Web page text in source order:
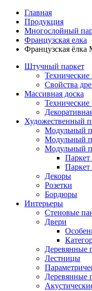
Главная
Продукция
Многослойный
Французская елка
Французская ёлка
Штучный паркет
Технические
Свойства
Массивная доска
Технические
Художественный
Модульный
Модульный
Модульный
Паркет
Паркет
Декоры
Розетки
Бордюры
Интерьеры
Стеновые
Двери
Деревянные
Лестницы
Деревянные